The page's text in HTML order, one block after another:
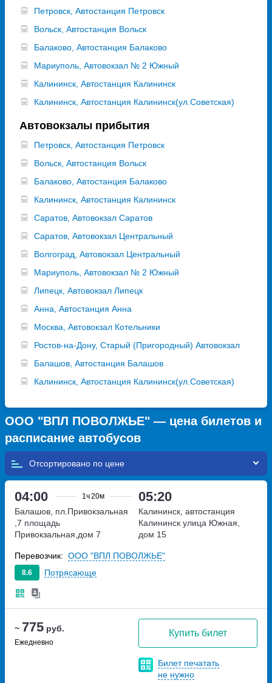
Петровск, Автостанция Петровск
Вольск, Автостанция Вольск
Балаково, Автостанция Балаково
Мариуполь, Автовокзал № 2 Южный
Калининск, Автостанция Калининск
Калининск, Автостанция Калининск(ул.Советская)
Автовокзалы прибытия
Петровск, Автостанция Петровск
Вольск, Автостанция Вольск
Балаково, Автостанция Балаково
Калининск, Автостанция Калининск
Саратов, Автовокзал Саратов
Саратов, Автовокзал Центральный
Волгоград, Автовокзал Центральный
Мариуполь, Автовокзал № 2 Южный
Липецк, Автовокзал Липецк
Анна, Автостанция Анна
Москва, Автовокзал Котельники
Ростов-на-Дону, Старый (Пригородный) Автовокзал
Балашов, Автостанция Балашов
Калининск, Автостанция Калининск(ул.Советская)
ООО "ВПЛ ПОВОЛЖЬЕ" — цена билетов и
расписание автобусов
Отсортировано по
04:00 1ч20м 05:20
~ 775 руб.
Ежедневно
Купить билет
Билет печатать
не нужно
Балашов, пл.Привокзальная
,7 площадь
Привокзальная,дом 7
Калининск, автостанция
Калининск улица Южная,
дом 15
8.6 Потрясающе
Перевозчик: ООО "ВПЛ ПОВОЛЖЬЕ"